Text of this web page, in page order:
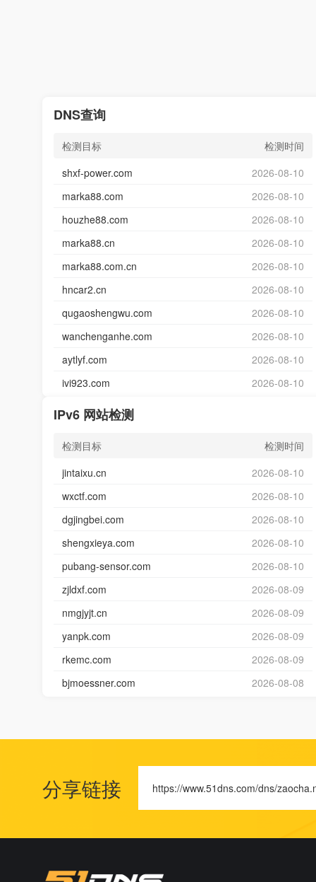
DNS查询
检测目标
检测时间
shxf-power.com
2026-08-10
marka88.com
2026-08-10
houzhe88.com
2026-08-10
marka88.cn
2026-08-10
marka88.com.cn
2026-08-10
hncar2.cn
2026-08-10
qugaoshengwu.com
2026-08-10
wanchenganhe.com
2026-08-10
aytlyf.com
2026-08-10
ivi923.com
2026-08-10
IPv6 网站检测
检测目标
检测时间
jintaixu.cn
2026-08-10
wxctf.com
2026-08-10
dgjingbei.com
2026-08-10
shengxieya.com
2026-08-10
pubang-sensor.com
2026-08-10
zjldxf.com
2026-08-09
nmgjyjt.cn
2026-08-09
yanpk.com
2026-08-09
rkemc.com
2026-08-09
bjmoessner.com
2026-08-08
分享链接 https://www.51dns.com/dns/